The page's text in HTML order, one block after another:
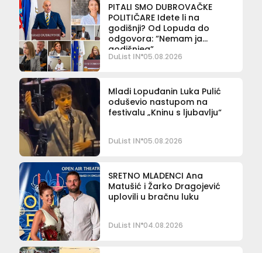
PITALI SMO DUBROVAČKE
POLITIČARE Idete li na
godišnji? Od Lopuda do
odgovora: “Nemam ja
godišnjeg”
DuList IN 05.08.2026
Mladi Lopuđanin Luka Pulić
oduševio nastupom na
festivalu „Kninu s ljubavlju“
DuList IN 05.08.2026
SRETNO MLADENCI Ana
Matušić i Žarko Dragojević
uplovili u bračnu luku
DuList IN 04.08.2026